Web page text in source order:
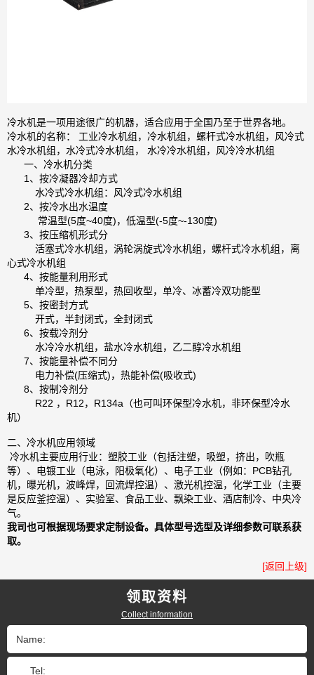
冷水机是一项用途很广的机器，适合应用于全国乃至于世界各地。
冷水机的名称： 工业冷水机组，冷水机组，螺杆式冷水机组，风冷式
水冷水机组，水冷式冷水机组， 水冷冷水机组，风冷冷水机组
一、冷水机分类
1、按冷凝器冷却方式
水冷式冷水机组：风冷式冷水机组
2、按冷水出水温度
常温型(5度~40度)，低温型(-5度~-130度)
3、按压缩机形式分
活塞式冷水机组，涡轮涡旋式冷水机组，螺杆式冷水机组，离
心式冷水机组
4、按能量利用形式
单冷型，热泵型，热回收型，单冷、冰蓄冷双功能型
5、按密封方式
开式，半封闭式，全封闭式
6、按载冷剂分
水冷冷水机组，盐水冷水机组，乙二醇冷水机组
7、按能量补偿不同分
电力补偿(压缩式)，热能补偿(吸收式)
8、按制冷剂分
R22 ，R12，R134a（也可叫环保型冷水机，非环保型冷水
机）
二、冷水机应用领域
冷水机主要应用行业：塑胶工业（包括注塑，吸塑，挤出，吹瓶
等）、电镀工业（电泳，阳极氧化）、电子工业（例如：PCB钻孔
机，曝光机，波峰焊，回流焊控温）、激光机控温，化学工业（主要
是反应釜控温）、实验室、食品工业、飘染工业、酒店制冷、中央冷
气。
我司也可根据现场要求定制设备。具体型号选型及详细参数可联系获
取。
[返回上级]
领取资料
Collect information
Name:
Tel: